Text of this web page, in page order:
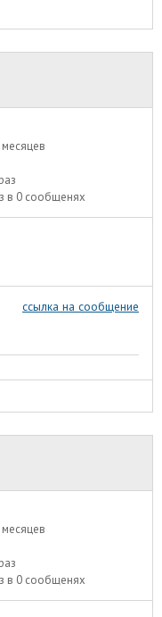
в 0 сообщенях
ссылка на сообщение
в 0 сообщенях